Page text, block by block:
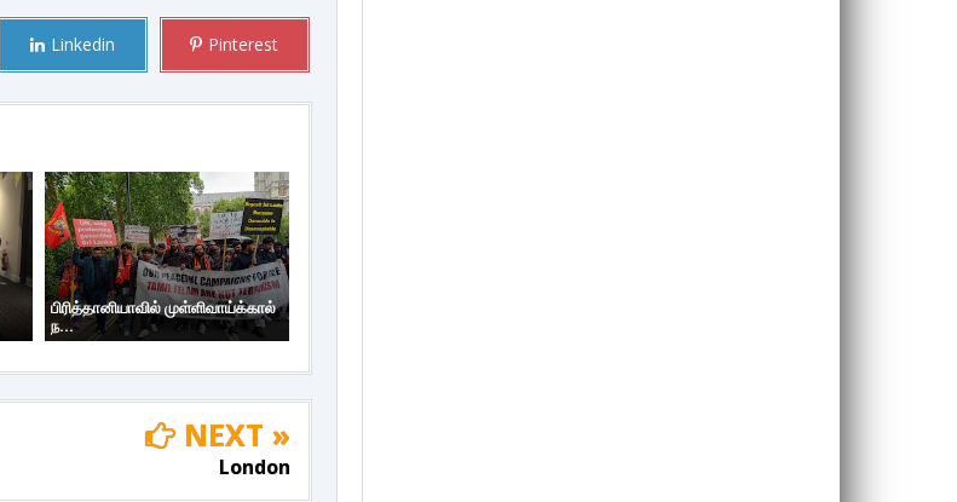
Linkedin Pinterest
பிரித்தானியாவில் முள்ளிவாய்க்கால்
ந...
NEXT »
London